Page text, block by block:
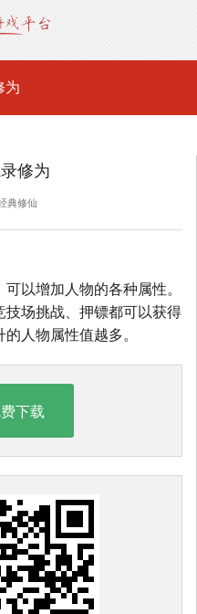
为
修为
典修仙
以增加人物的各种属性。
场挑战、押镖都可以获得
人物属性值越多。
下载